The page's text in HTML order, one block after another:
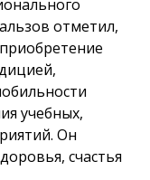
отметил,
учебных,
Он
счастья